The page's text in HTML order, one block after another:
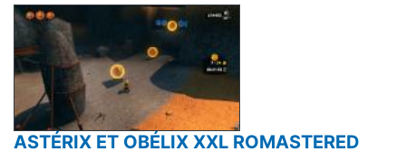
ASTÉRIX ET OBÉLIX XXL ROMASTERED